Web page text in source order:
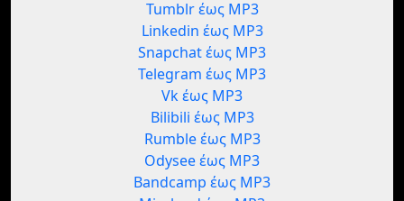
Tumblr έως MP3
Linkedin έως MP3
Snapchat έως MP3
Telegram έως MP3
Vk έως MP3
Bilibili έως MP3
Rumble έως MP3
Odysee έως MP3
Bandcamp έως MP3